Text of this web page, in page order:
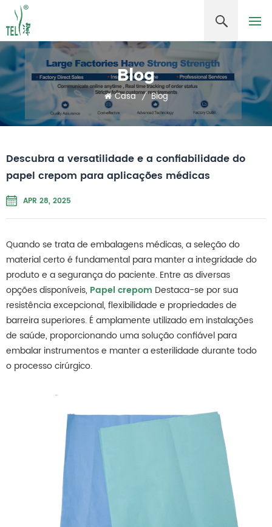
Blog
Casa / Blog
Descubra a versatilidade e a confiabilidade do
papel crepom para aplicações médicas
APR 28, 2025
Quando se trata de embalagens médicas, a seleção do
material certo é fundamental para manter a integridade do
produto e a segurança do paciente. Entre as diversas
opções disponíveis, Papel crepom Destaca-se por sua
resistência excepcional, flexibilidade e propriedades de
barreira superiores. É amplamente utilizado em instalações
de saúde, proporcionando uma solução confiável para
embalar instrumentos e manter a esterilidade durante todo
o processo cirúrgico.